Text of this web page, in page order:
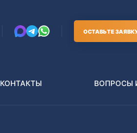
ОСТАВЬТЕ
КОНТАКТЫ ВОПРОСЫ